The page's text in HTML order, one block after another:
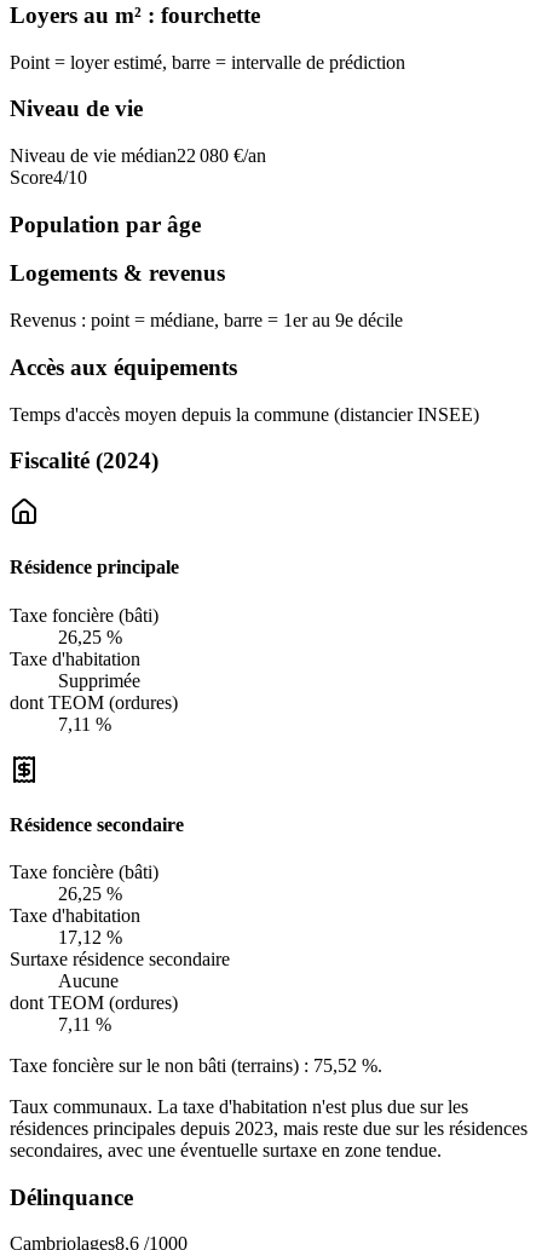
Loyers au m² : fourchette
Point = loyer estimé, barre = intervalle de prédiction
Niveau de vie
Niveau de vie médian22 080 €/an
Score4/10
Population par âge
Logements & revenus
Revenus : point = médiane, barre = 1er au 9e décile
Accès aux équipements
Temps d'accès moyen depuis la commune (distancier INSEE)
Fiscalité (2024)
Résidence principale
Taxe foncière (bâti)
26,25 %
Taxe d'habitation
Supprimée
dont TEOM (ordures)
7,11 %
Résidence secondaire
Taxe foncière (bâti)
26,25 %
Taxe d'habitation
17,12 %
Surtaxe résidence secondaire
Aucune
dont TEOM (ordures)
7,11 %
Taxe foncière sur le non bâti (terrains) : 75,52 %.
Taux communaux. La taxe d'habitation n'est plus due sur les
résidences principales depuis 2023, mais reste due sur les résidences
secondaires, avec une éventuelle surtaxe en zone tendue.
Délinquance
Cambriolages8,6 /1000